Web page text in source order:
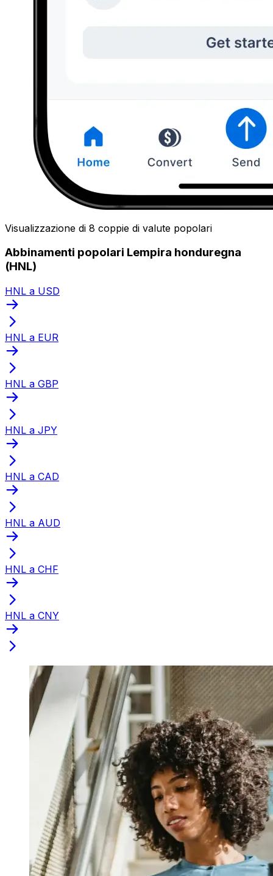
Visualizzazione di 8 coppie di valute popolari
Abbinamenti popolari Lempira honduregna
(HNL)
HNL a USD
HNL a EUR
HNL a GBP
HNL a JPY
HNL a CAD
HNL a AUD
HNL a CHF
HNL a CNY